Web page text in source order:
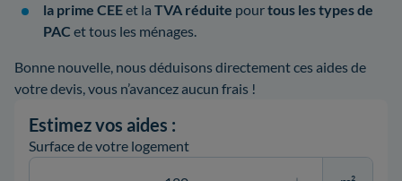
la prime CEEet la TVA réduite pourtous les types de
PAC et tous les ménages.
Bonne nouvelle, nous déduisons directement ces aides de
votre devis, vous n’avancez aucun frais !
Estimez vos aides :
Surface de votre logement